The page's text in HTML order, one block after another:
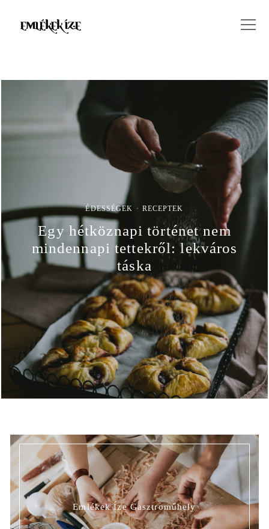
ÉDESSÉGEK RECEPTEK
Egy hétköznapi történet nem
mindennapi tettekről: lekváros
táska
Emlékek Íze Gasztroműhely